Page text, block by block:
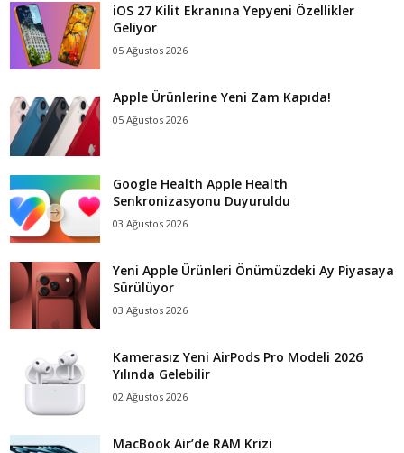
iOS 27 Kilit Ekranına Yepyeni Özellikler
Geliyor
05 Ağustos 2026
Apple Ürünlerine Yeni Zam Kapıda!
05 Ağustos 2026
Google Health Apple Health
Senkronizasyonu Duyuruldu
03 Ağustos 2026
Yeni Apple Ürünleri Önümüzdeki Ay Piyasaya
Sürülüyor
03 Ağustos 2026
Kamerasız Yeni AirPods Pro Modeli 2026
Yılında Gelebilir
02 Ağustos 2026
MacBook Air’de RAM Krizi